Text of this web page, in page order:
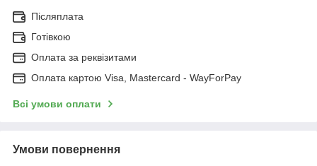
Післяплата
Готівкою
Оплата за реквізитами
Оплата картою Visa, Mastercard - WayForPay
Всі умови оплати
Умови повернення